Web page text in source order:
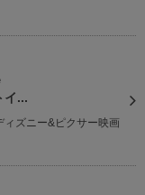
イ...
ズニー&ピクサー映画